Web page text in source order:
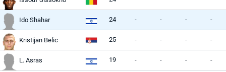
Ido Shahar 24 - - - -
Kristijan Belic 25 - - - -
L. Asras 19 - - - -